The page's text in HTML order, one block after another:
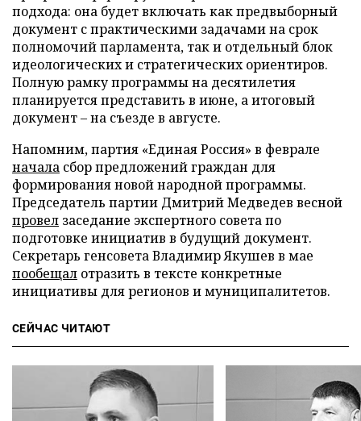
подхода: она будет включать как предвыборный
документ с практическими задачами на срок
полномочий парламента, так и отдельный блок
идеологических и стратегических ориентиров.
Полную рамку программы на десятилетия
планируется представить в июне, а итоговый
документ – на съезде в августе.
Напомним, партия «Единая Россия» в феврале
начала сбор предложений граждан для
формирования новой народной программы.
Председатель партии Дмитрий Медведев весной
провел заседание экспертного совета по
подготовке инициатив в будущий документ.
Секретарь генсовета Владимир Якушев в мае
пообещал отразить в тексте конкретные
инициативы для регионов и муниципалитетов.
СЕЙЧАС ЧИТАЮТ